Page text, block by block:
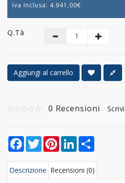
Iva Inclusa: 4.941,00€
Q.tà
Aggiungi al carrello
0 Recensioni
Facebook
TwitterPinterestLinkedIn
Descrizione Recensioni (0)